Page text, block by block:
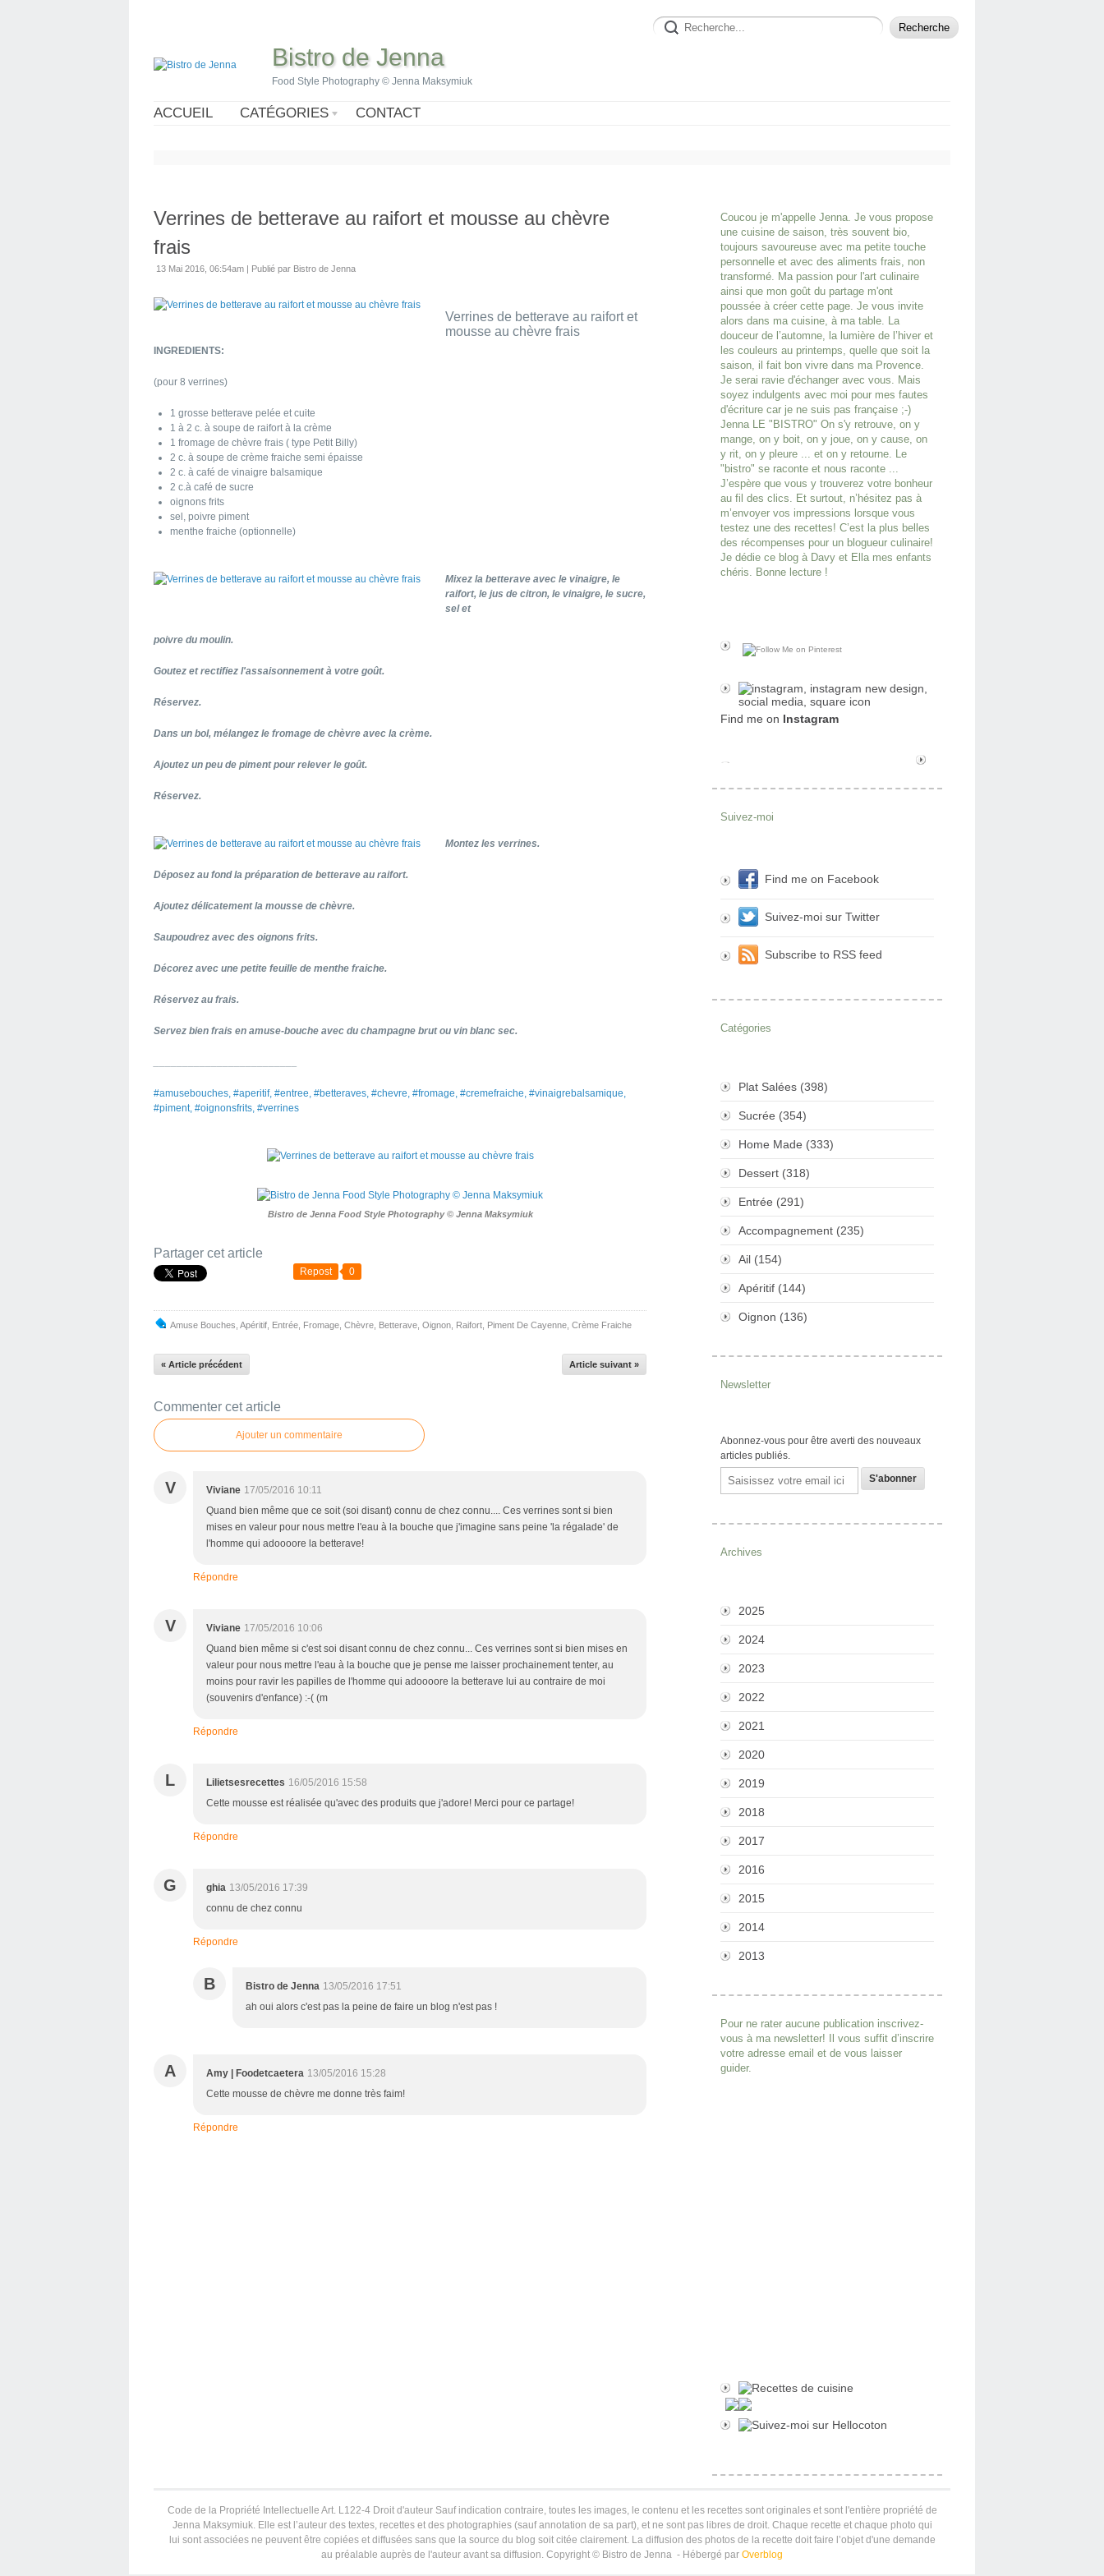
Bistro de Jenna
Food Style Photography © Jenna Maksymiuk
ACCUEIL CATÉGORIES CONTACT
Verrines de betterave au raifort et mousse au chèvre
frais
13 Mai 2016, 06:54am | Publié par Bistro de Jenna
Verrines de betterave au raifort et
mousse au chèvre frais
INGREDIENTS:
(pour 8 verrines)
1 grosse betterave pelée et cuite
1 à 2 c. à soupe de raifort à la crème
1 fromage de chèvre frais ( type Petit Billy)
2 c. à soupe de crème fraiche semi épaisse
2 c. à café de vinaigre balsamique
2 c.à café de sucre
oignons frits
sel, poivre piment
menthe fraiche (optionnelle)
Mixez la betterave avec le vinaigre, le
raifort, le jus de citron, le vinaigre, le sucre,
sel et
poivre du moulin.
Goutez et rectifiez l'assaisonnement à votre goût.
Réservez.
Dans un bol, mélangez le fromage de chèvre avec la crème.
Ajoutez un peu de piment pour relever le goût.
Réservez.
Montez les verrines.
Déposez au fond la préparation de betterave au raifort.
Ajoutez délicatement la mousse de chèvre.
Saupoudrez avec des oignons frits.
Décorez avec une petite feuille de menthe fraiche.
Réservez au frais.
Servez bien frais en amuse-bouche avec du champagne brut ou vin blanc sec.
#amusebouches, #aperitif, #entree, #betteraves, #chevre, #fromage, #cremefraiche, #vinaigrebalsamique,
#piment, #oignonsfrits, #verrines
Bistro de Jenna Food Style Photography © Jenna Maksymiuk
Partager cet article
Repost 0
Amuse Bouches Apéritif Entrée Fromage Chèvre Betterave Oignon Raifort Piment De Cayenne Crème Fraiche
« Article précédent Article suivant »
Commenter cet article
Ajouter un commentaire
V Viviane 17/05/2016 10:11
Quand bien même que ce soit (soi disant) connu de chez connu.... Ces verrines sont si bien
mises en valeur pour nous mettre l'eau à la bouche que j'imagine sans peine 'la régalade' de
l'homme qui adoooore la betterave!
Répondre
V Viviane 17/05/2016 10:06
Quand bien même si c'est soi disant connu de chez connu... Ces verrines sont si bien mises en
valeur pour nous mettre l'eau à la bouche que je pense me laisser prochainement tenter, au
moins pour ravir les papilles de l'homme qui adoooore la betterave lui au contraire de moi
(souvenirs d'enfance) :-( (m
Répondre
L Lilietsesrecettes 16/05/2016 15:58
Cette mousse est réalisée qu'avec des produits que j'adore! Merci pour ce partage!
Répondre
G ghia 13/05/2016 17:39
connu de chez connu
Répondre
B Bistro de Jenna 13/05/2016 17:51
ah oui alors c'est pas la peine de faire un blog n'est pas !
A Amy | Foodetcaetera 13/05/2016 15:28
Cette mousse de chèvre me donne très faim!
Répondre
Coucou je m'appelle Jenna. Je vous propose
une cuisine de saison, très souvent bio,
toujours savoureuse avec ma petite touche
personnelle et avec des aliments frais, non
transformé. Ma passion pour l'art culinaire
ainsi que mon goût du partage m'ont
poussée à créer cette page. Je vous invite
alors dans ma cuisine, à ma table. La
douceur de l’automne, la lumière de l’hiver et
les couleurs au printemps, quelle que soit la
saison, il fait bon vivre dans ma Provence.
Je serai ravie d'échanger avec vous. Mais
soyez indulgents avec moi pour mes fautes
d'écriture car je ne suis pas française ;-)
Jenna LE "BISTRO" On s'y retrouve, on y
mange, on y boit, on y joue, on y cause, on
y rit, on y pleure ... et on y retourne. Le
"bistro" se raconte et nous raconte ...
J’espère que vous y trouverez votre bonheur
au fil des clics. Et surtout, n’hésitez pas à
m’envoyer vos impressions lorsque vous
testez une des recettes! C’est la plus belles
des récompenses pour un blogueur culinaire!
Je dédie ce blog à Davy et Ella mes enfants
chéris. Bonne lecture !
Find me on Instagram
Suivez-moi
Find me on Facebook
Suivez-moi sur Twitter
Subscribe to RSS feed
Catégories
Plat Salées (398)
Sucrée (354)
Home Made (333)
Dessert (318)
Entrée (291)
Accompagnement (235)
Ail (154)
Apéritif (144)
Oignon (136)
Newsletter
Abonnez-vous pour être averti des nouveaux
articles publiés.
Email
Archives
2025
2024
2023
2022
2021
2020
2019
2018
2017
2016
2015
2014
2013
Pour ne rater aucune publication inscrivez-
vous à ma newsletter! Il vous suffit d’inscrire
votre adresse email et de vous laisser
guider.
Code de la Propriété Intellectuelle Art. L122-4 Droit d'auteur Sauf indication contraire, toutes les images, le contenu et les recettes sont originales et sont l'entière propriété de
Jenna Maksymiuk. Elle est l’auteur des textes, recettes et des photographies (sauf annotation de sa part), et ne sont pas libres de droit. Chaque recette et chaque photo qui
lui sont associées ne peuvent être copiées et diffusées sans que la source du blog soit citée clairement. La diffusion des photos de la recette doit faire l’objet d'une demande
au préalable auprès de l'auteur avant sa diffusion. Copyright © Bistro de Jenna - Hébergé par Overblog